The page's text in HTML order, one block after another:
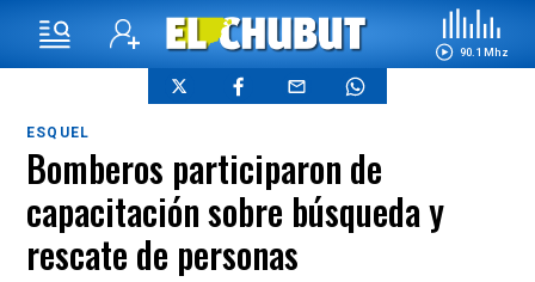
90.1 Mhz
ESQUEL
Bomberos participaron de
capacitación sobre búsqueda y
rescate de personas